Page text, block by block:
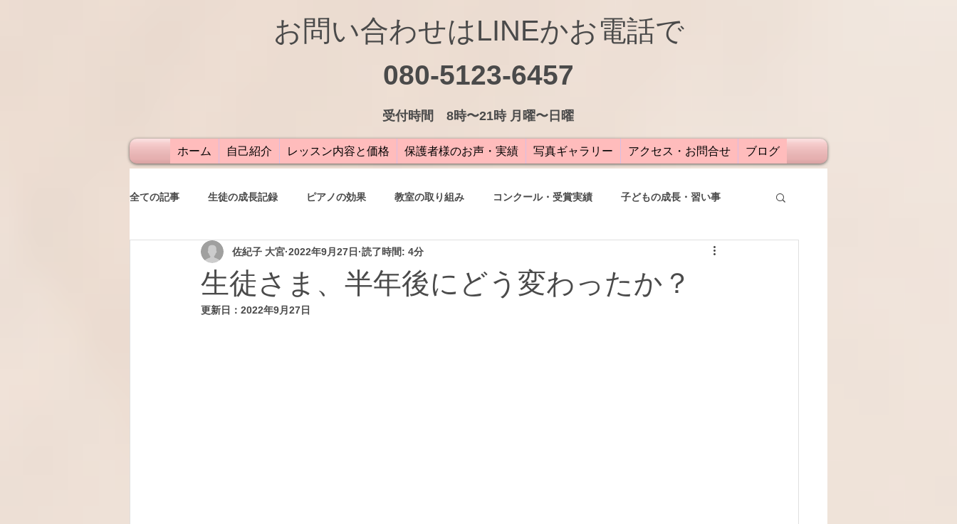
お問い合わせはLINEかお電話で
080-5123-6457
受付時間 8時〜21時 月曜〜日曜
ホーム 自己紹介 レッスン内容と価格 保護者様のお声・実績 写真ギャラリー アクセス・お問合せ ブログ
全ての記事 生徒の成長記録 ピアノの効果 教室の取り組み コンクール・受賞実績 子どもの成長・習い事
レッスン 保護者の声
生徒さま、半年後にどう変わったか？
佐紀子 大宮 2022年9月27日 読了時間: 4分
更新日： 2022年9月27日